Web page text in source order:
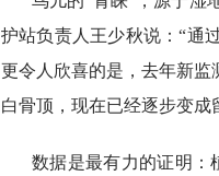
护站负责人王少秋说：“通
更令人欣喜的是，去年新监
白骨顶，现在已经逐步变成
数据是最有力的证明：